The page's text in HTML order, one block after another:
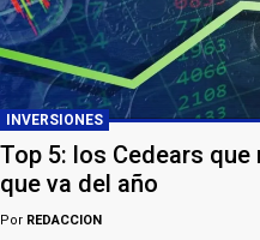
INVERSIONES
Top 5: los Cedears
que va del año
Por REDACCION